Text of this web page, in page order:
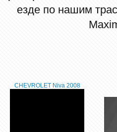
езде по нашим
CHEVROLET Niva 2008